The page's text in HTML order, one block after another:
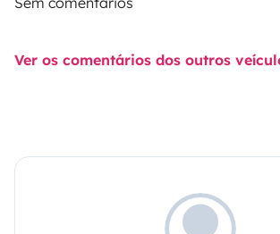
Ver os comentários dos outros